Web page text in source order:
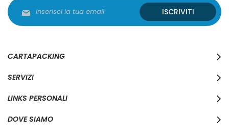
alla
nostra
ISCRIVITI
CARTAPACKING
SERVIZI
LINKS PERSONALI
DOVE SIAMO